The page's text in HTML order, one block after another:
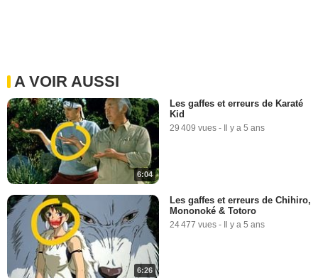
A VOIR AUSSI
6:04
Les gaffes et erreurs de Karaté
Kid
29 409 vues - Il y a 5 ans
6:26
Les gaffes et erreurs de Chihiro,
Mononoké & Totoro
24 477 vues - Il y a 5 ans